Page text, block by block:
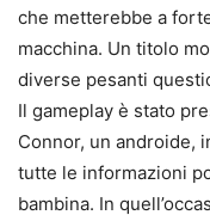
che metterebbe a
macchina. Un titolo
diverse pesanti
Il gameplay è stato
Connor, un androide,
tutte le informazioni
bambina. In